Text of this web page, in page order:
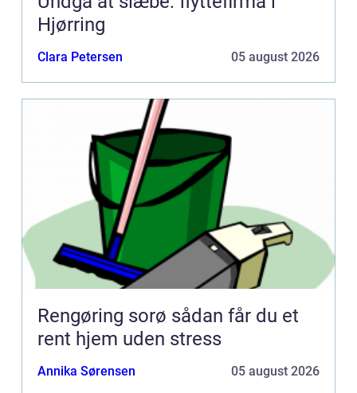
Hjørring
Clara Petersen 05 august 2026
Rengøring sorø sådan får du et
rent hjem uden stress
Annika Sørensen 05 august 2026